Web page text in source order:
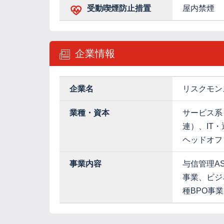
受動喫煙防止措置 屋内禁煙
企業情報
企業名 リスクモ
業種・資本
サービス
連）、IT・
ヘッドオ
事業内容
与信管理
事業、ビ
種BPO事